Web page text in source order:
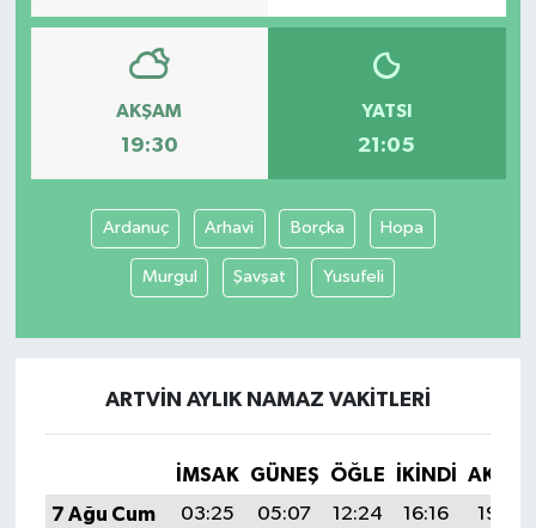
AKŞAM
19:30
YATSI
21:05
Ardanuç Arhavi Borçka Hopa
Murgul Şavşat Yusufeli
ARTVIN AYLIK NAMAZ VAKITLERI
İMSAK GÜNEŞ ÖĞLE İKINDI
7 Ağu Cum
03:25 05:07 12:24 16:16
19:30